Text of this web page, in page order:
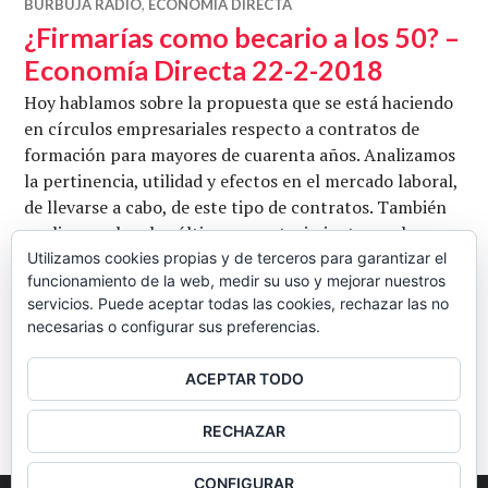
BURBUJA RADIO, ECONOMÍA DIRECTA
¿Firmarías como becario a los 50? –
Economía Directa 22-2-2018
Hoy hablamos sobre la propuesta que se está haciendo
en círculos empresariales respecto a contratos de
formación para mayores de cuarenta años. Analizamos
la pertinencia, utilidad y efectos en el mercado laboral,
de llevarse a cabo, de este tipo de contratos. También
analizamos hoy los últimos acontecimientos en la
guerra de Siria. Por último, hablamos sobre las
previsiones catastrofistas o madmaxistas: cuánto han
tenido de …Seguir leyendo¿Firmarías como becario a
BARRA
LATERAL
Utilizamos cookies propias y de terceros para garantizar el
funcionamiento de la web, medir su uso y mejorar nuestros
servicios. Puede aceptar todas las cookies, rechazar las no
necesarias o configurar sus preferencias.
ACEPTAR TODO
RECHAZAR
CONFIGURAR